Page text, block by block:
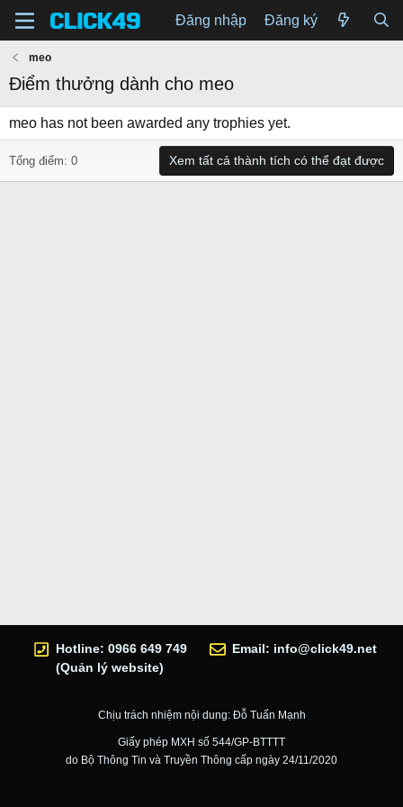
Đăng nhập Đăng ký
meo
Điểm thưởng dành cho meo
meo has not been awarded any trophies yet.
Tổng điểm: 0 Xem tất cả thành tích có thể đạt được
Hotline: 0966 649 749
(Quản lý website)
Email: info@click49.net
Chịu trách nhiệm nội dung: Đỗ Tuấn Mạnh
Giấy phép MXH số 544/GP-BTTTT
do Bộ Thông Tin và Truyền Thông cấp ngày 24/11/2020